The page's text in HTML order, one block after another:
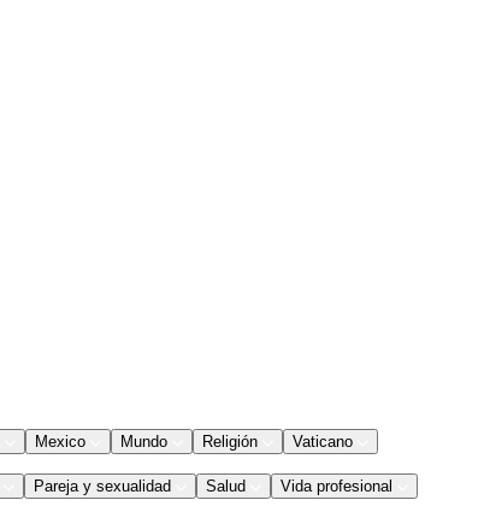
Mexico Mundo Religión Vaticano
Pareja y sexualidad Salud Vida profesional